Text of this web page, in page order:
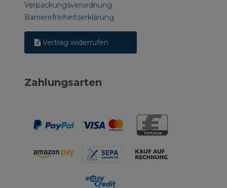
Verpackungsverordnung
Barrierefreiheitserklärung
Vertrag widerrufen
Zahlungsarten